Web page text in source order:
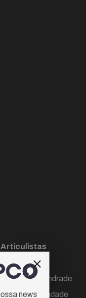
Articulistas
Décio Freire
Dr Marcos Andrade
Hamilton Trindade
news